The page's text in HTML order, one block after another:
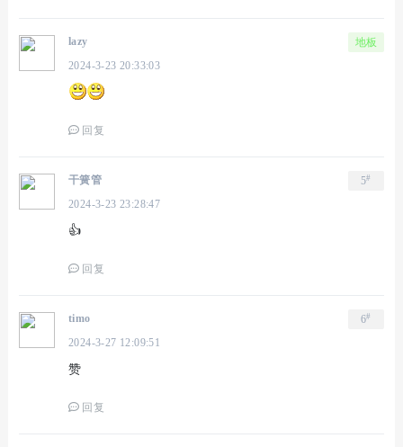
地板
lazy
2024-3-23 20:33:03
回复
5#
干簧管
2024-3-23 23:28:47
👍
回复
6#
timo
2024-3-27 12:09:51
赞
回复